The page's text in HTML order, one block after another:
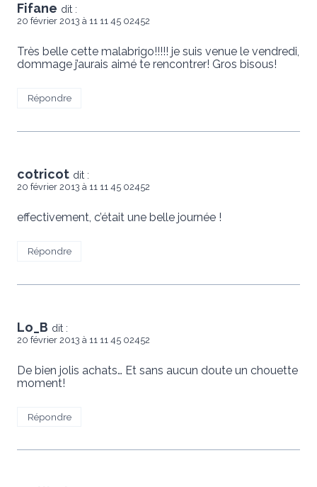
Fifane dit :
20 février 2013 à 11 11 45 02452
Très belle cette malabrigo!!!!! je suis venue le vendredi,
dommage j’aurais aimé te rencontrer! Gros bisous!
Répondre
cotricot dit :
20 février 2013 à 11 11 45 02452
effectivement, c’était une belle journée !
Répondre
Lo_B dit :
20 février 2013 à 11 11 45 02452
De bien jolis achats… Et sans aucun doute un chouette
moment!
Répondre